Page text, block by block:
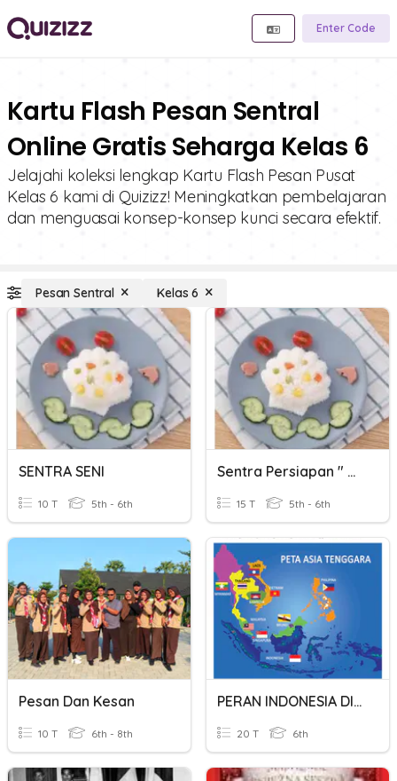
Enter Code
Kartu Flash Pesan Sentral
Online Gratis Seharga Kelas 6
Jelajahi koleksi lengkap Kartu Flash Pesan Pusat
Kelas 6 kami di Quizizz! Meningkatkan pembelajaran
dan menguasai konsep-konsep kunci secara efektif.
Pesan Sentral Kelas 6
SENTRA SENI
10 T 5th - 6th
Sentra Persiapan " Nasi "
15 T 5th - 6th
Pesan Dan Kesan
10 T 6th - 8th
PERAN INDONESIA DI ASEAN
20 T 6th